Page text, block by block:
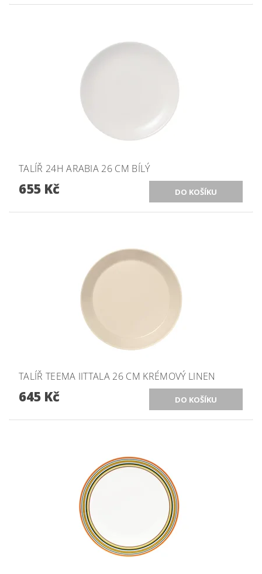
TALÍŘ 24H ARABIA 26 CM BÍLÝ
655 Kč
TALÍŘ TEEMA IITTALA 26 CM KRÉMOVÝ LINEN
645 Kč